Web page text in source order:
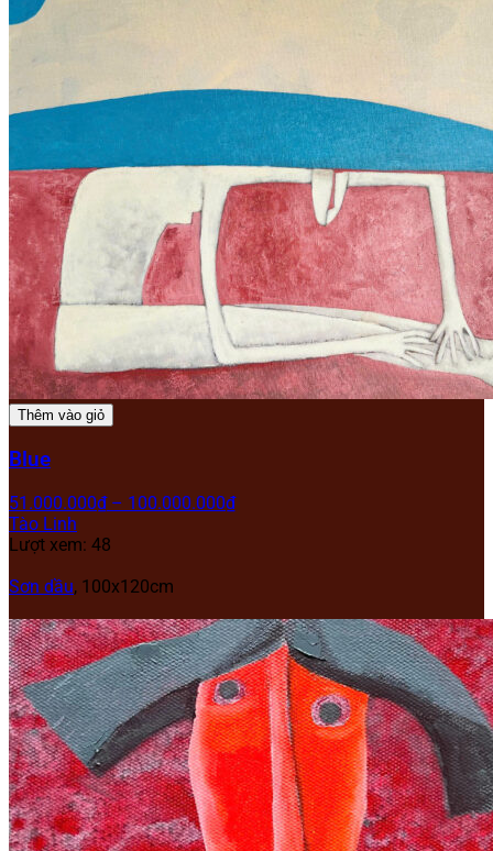
Thêm vào giỏ
Blue
51.000.000₫ – 100.000.000₫
Tào Linh
Lượt xem: 48
Sơn dầu, 100x120cm